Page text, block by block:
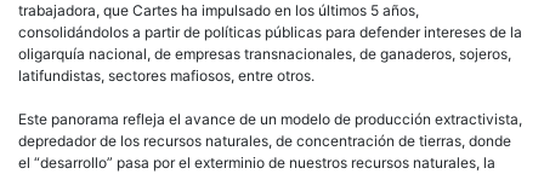
trabajadora, que Cartes ha impulsado en los últimos 5 años,
consolidándolos a partir de políticas públicas para defender intereses de la
oligarquía nacional, de empresas transnacionales, de ganaderos, sojeros,
latifundistas, sectores mafiosos, entre otros.
Este panorama refleja el avance de un modelo de producción extractivista,
depredador de los recursos naturales, de concentración de tierras, donde
el “desarrollo” pasa por el exterminio de nuestros recursos naturales, la